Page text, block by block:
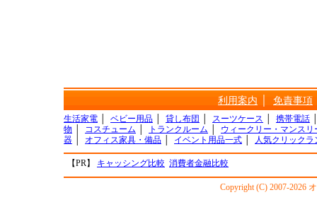
利用案内 免責事項
生活家電 ベビー用品 貸し布団 スーツケース 携帯電話
物
コスチューム トランクルーム
ウィークリー・マンスリ
器
オフィス家具・備品 イベント用品一式 人気クリックラ
【PR】 キャッシング比較 消費者金融比較
Copyright (C) 2007-2026